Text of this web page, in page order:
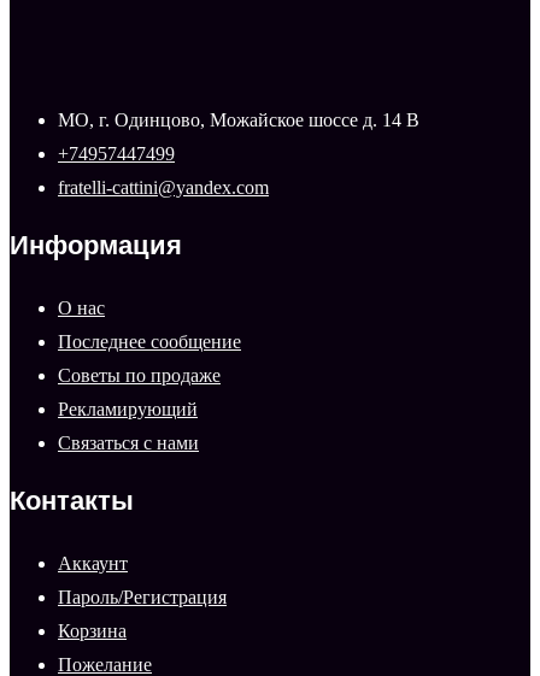
МО, г. Одинцово, Можайское шоссе д. 14 В
+74957447499
fratelli-cattini@yandex.com
Информация
О нас
Последнее сообщение
Советы по продаже
Рекламирующий
Связаться с нами
Контакты
Аккаунт
Пароль/Регистрация
Корзина
Пожелание